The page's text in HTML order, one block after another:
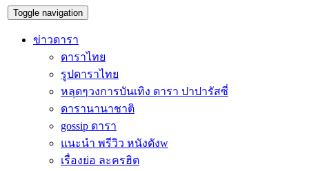
Toggle navigation
ข่าวดารา
ดาราไทย
รูปดาราไทย
หลุดๆวงการบันเทิง ดารา ปาปารัสซี่
ดารานานาชาติ
gossip ดารา
แนะนำ พรีวิว หนังดังw
เรื่องย่อ ละครฮิต